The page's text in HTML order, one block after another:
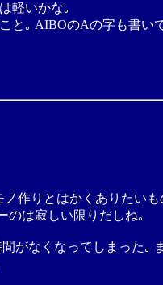
軽いかな｡
と｡ AIBOのAの字も書い
作りとはかくありたい
のは寂しい限りだしね｡
がなくなってしまった｡